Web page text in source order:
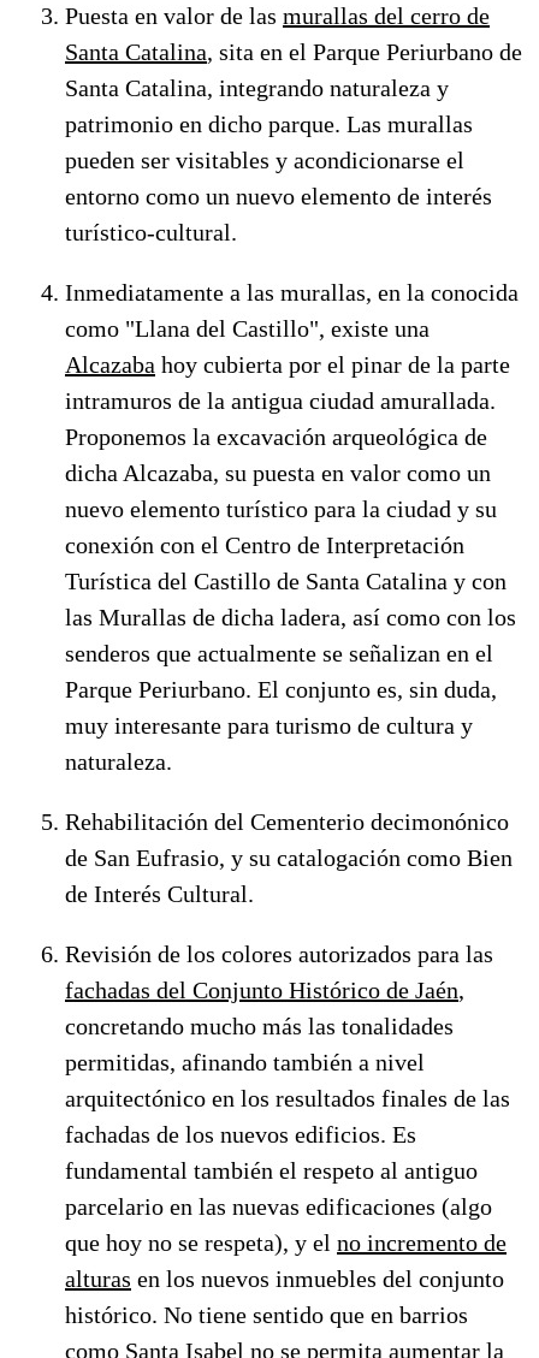
Puesta en valor de las murallas del cerro de
Santa Catalina, sita en el Parque Periurbano de
Santa Catalina, integrando naturaleza y
patrimonio en dicho parque. Las murallas
pueden ser visitables y acondicionarse el
entorno como un nuevo elemento de interés
turístico-cultural.
Inmediatamente a las murallas, en la conocida
como "Llana del Castillo", existe una
Alcazaba hoy cubierta por el pinar de la parte
intramuros de la antigua ciudad amurallada.
Proponemos la excavación arqueológica de
dicha Alcazaba, su puesta en valor como un
nuevo elemento turístico para la ciudad y su
conexión con el Centro de Interpretación
Turística del Castillo de Santa Catalina y con
las Murallas de dicha ladera, así como con los
senderos que actualmente se señalizan en el
Parque Periurbano. El conjunto es, sin duda,
muy interesante para turismo de cultura y
naturaleza.
Rehabilitación del Cementerio decimonónico
de San Eufrasio, y su catalogación como Bien
de Interés Cultural.
Revisión de los colores autorizados para las
fachadas del Conjunto Histórico de Jaén,
concretando mucho más las tonalidades
permitidas, afinando también a nivel
arquitectónico en los resultados finales de las
fachadas de los nuevos edificios. Es
fundamental también el respeto al antiguo
parcelario en las nuevas edificaciones (algo
que hoy no se respeta), y el no incremento de
alturas en los nuevos inmuebles del conjunto
histórico. No tiene sentido que en barrios
como Santa Isabel no se permita aumentar la